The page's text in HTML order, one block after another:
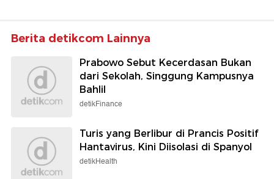
Berita detikcom Lainnya
Prabowo Sebut Kecerdasan Bukan
dari Sekolah, Singgung Kampusnya
Bahlil
detikFinance
Turis yang Berlibur di Prancis Positif
Hantavirus, Kini Diisolasi di Spanyol
detikHealth